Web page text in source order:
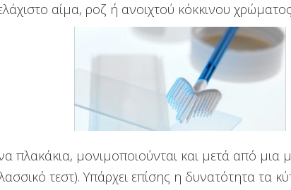
αίμα, ροζ ή ανοιχτού κόκκινου
πλακάκια, μονιμοποιούνται και μετά από μια
τεστ). Υπάρχει επίσης η δυνατότητα τα